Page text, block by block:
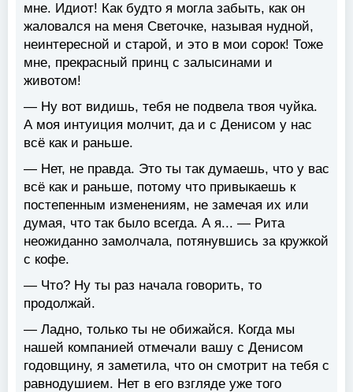
мне. Идиот! Как будто я могла забыть, как он
жаловался на меня Светочке, называя нудной,
неинтересной и старой, и это в мои сорок! Тоже
мне, прекрасный принц с залысинами и
животом!
— Ну вот видишь, тебя не подвела твоя чуйка.
А моя интуиция молчит, да и с Денисом у нас
всё как и раньше.
— Нет, не правда. Это ты так думаешь, что у вас
всё как и раньше, потому что привыкаешь к
постепенным изменениям, не замечая их или
думая, что так было всегда. А я... — Рита
неожиданно замолчала, потянувшись за кружкой
с кофе.
— Что? Ну ты раз начала говорить, то
продолжай.
— Ладно, только ты не обижайся. Когда мы
нашей компанией отмечали вашу с Денисом
годовщину, я заметила, что он смотрит на тебя с
равнодушием. Нет в его взгляде уже того